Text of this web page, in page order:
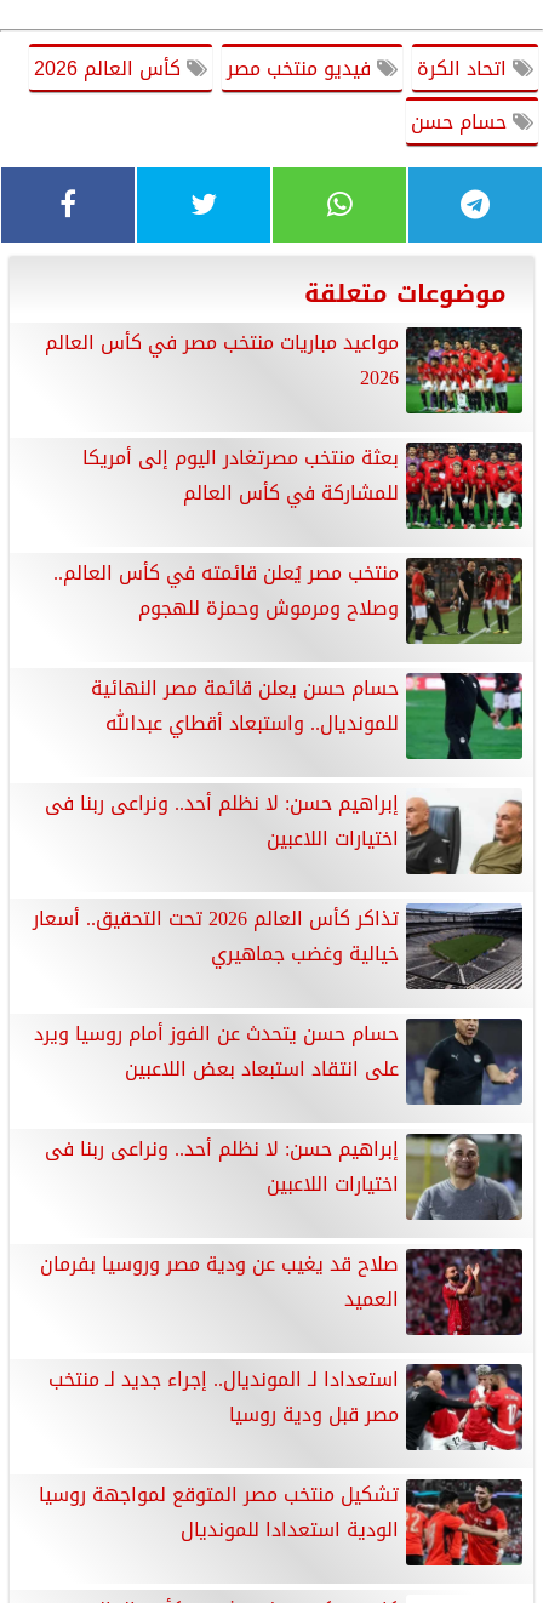
اتحاد الكرة فيديو منتخب مصر
كأس العالم 2026
حسام حسن
موضوعات متعلقة
مواعيد مباريات منتخب مصر في كأس العالم
2026
بعثة منتخب مصرتغادر اليوم إلى أمريكا
للمشاركة في كأس العالم
منتخب مصر يُعلن قائمته في كأس العالم..
وصلاح ومرموش وحمزة للهجوم
حسام حسن يعلن قائمة مصر النهائية
للمونديال.. واستبعاد أقطاي عبدالله
إبراهيم حسن: لا نظلم أحد.. ونراعى ربنا فى
اختيارات اللاعبين
تذاكر كأس العالم 2026 تحت التحقيق.. أسعار
خيالية وغضب جماهيري
حسام حسن يتحدث عن الفوز أمام روسيا ويرد
على انتقاد استبعاد بعض اللاعبين
إبراهيم حسن: لا نظلم أحد.. ونراعى ربنا فى
اختيارات اللاعبين
صلاح قد يغيب عن ودية مصر وروسيا بفرمان
العميد
استعدادا لـ المونديال.. إجراء جديد لـ منتخب
مصر قبل ودية روسيا
تشكيل منتخب مصر المتوقع لمواجهة روسيا
الودية استعدادا للمونديال